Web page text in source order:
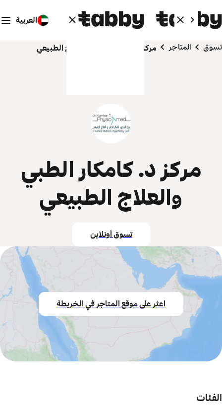
العربية
تسوق المتاجر مركز د. كامكار الطبي والعلاج الطبيعي
مركز د. كامكار الطبي
والعلاج الطبيعي
تسوق أونلاين
اعثر على موقع المتاجر في الخريطة
الفئات